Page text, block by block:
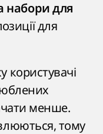
набори для
для
користувачі
менше.
тому